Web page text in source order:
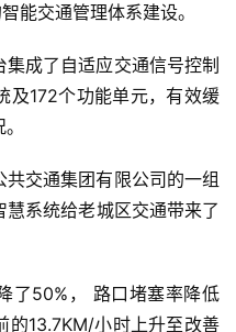
能交通管理体系建设。
成了自适应交通信号控制
及172个功能单元，有效缓
交通集团有限公司的一组
系统给老城区交通带来了
了50%， 路口堵塞率降低
的13.7KM/小时上升至改善